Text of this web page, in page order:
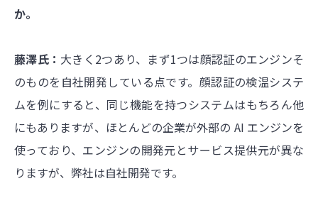
か。
藤澤氏： 大きく2つあり、まず1つは顔認証のエンジンそ
のものを自社開発している点です。顔認証の検温システ
ムを例にすると、同じ機能を持つシステムはもちろん他
にもありますが、ほとんどの企業が外部の AI エンジンを
使っており、エンジンの開発元とサービス提供元が異な
りますが、弊社は自社開発です。